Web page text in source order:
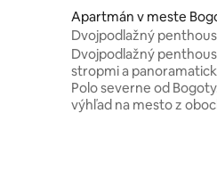
Apartmán v meste
Dvojpodlažný
Polo
Dvojpodlažný
stropmi a
Polo severne od
výhľad na mesto z